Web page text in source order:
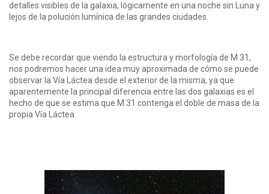
detalles visibles de la galaxia, lógicamente en una noche sin Luna y
lejos de la polución lumínica de las grandes ciudades.
Se debe recordar que viendo la estructura y morfología de M 31,
nos podremos hacer una idea muy aproximada de cómo se puede
observar la Vía Láctea desde el exterior de la misma, ya que
aparentemente la principal diferencia entre las dos galaxias es el
hecho de que se estima que M 31 contenga el doble de masa de la
propia Vía Láctea.